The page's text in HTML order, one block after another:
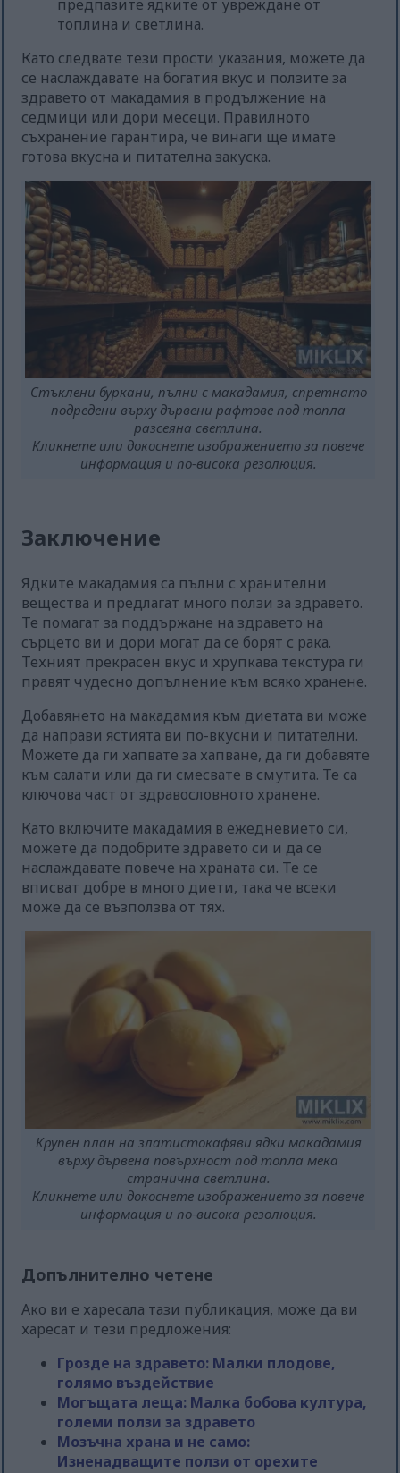
предпазите ядките от увреждане от
топлина и светлина.
Като следвате тези прости указания, можете да
се наслаждавате на богатия вкус и ползите за
здравето от макадамия в продължение на
седмици или дори месеци. Правилното
съхранение гарантира, че винаги ще имате
готова вкусна и питателна закуска.
Стъклени буркани, пълни с макадамия, спретнато
подредени върху дървени рафтове под топла
разсеяна светлина.
Кликнете или докоснете изображението за повече
информация и по-висока резолюция.
Заключение
Ядките макадамия са пълни с хранителни
вещества и предлагат много ползи за здравето.
Те помагат за поддържане на здравето на
сърцето ви и дори могат да се борят с рака.
Техният прекрасен вкус и хрупкава текстура ги
правят чудесно допълнение към всяко хранене.
Добавянето на макадамия към диетата ви може
да направи ястията ви по-вкусни и питателни.
Можете да ги хапвате за хапване, да ги добавяте
към салати или да ги смесвате в смутита. Те са
ключова част от здравословното хранене.
Като включите макадамия в ежедневието си,
можете да подобрите здравето си и да се
наслаждавате повече на храната си. Те се
вписват добре в много диети, така че всеки
може да се възползва от тях.
Крупен план на златистокафяви ядки макадамия
върху дървена повърхност под топла мека
странична светлина.
Кликнете или докоснете изображението за повече
информация и по-висока резолюция.
Допълнително четене
Ако ви е харесала тази публикация, може да ви
харесат и тези предложения:
Грозде на здравето: Малки плодове,
голямо въздействие
Могъщата леща: Малка бобова култура,
големи ползи за здравето
Мозъчна храна и не само:
Изненадващите ползи от орехите